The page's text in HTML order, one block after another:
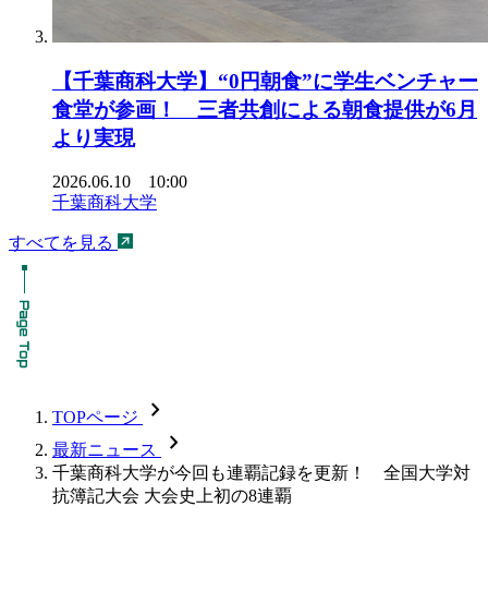
【千葉商科大学】“0円朝食”に学生ベンチャー
食堂が参画！ 三者共創による朝食提供が6月
より実現
2026.06.10 10:00
千葉商科大学
すべてを見る
TOPページ chevron_forward
最新ニュース chevron_forward
千葉商科大学が今回も連覇記録を更新！ 全国大学対
抗簿記大会 大会史上初の8連覇